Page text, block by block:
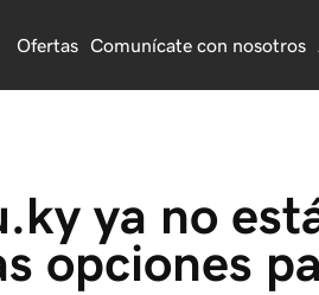
Ofertas Comunícate con nosotros
ya no
opciones